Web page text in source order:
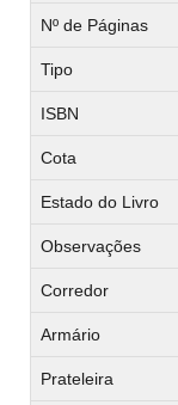
Nº de Páginas
Tipo
ISBN
Cota
Estado do Livro
Observações
Corredor
Armário
Prateleira